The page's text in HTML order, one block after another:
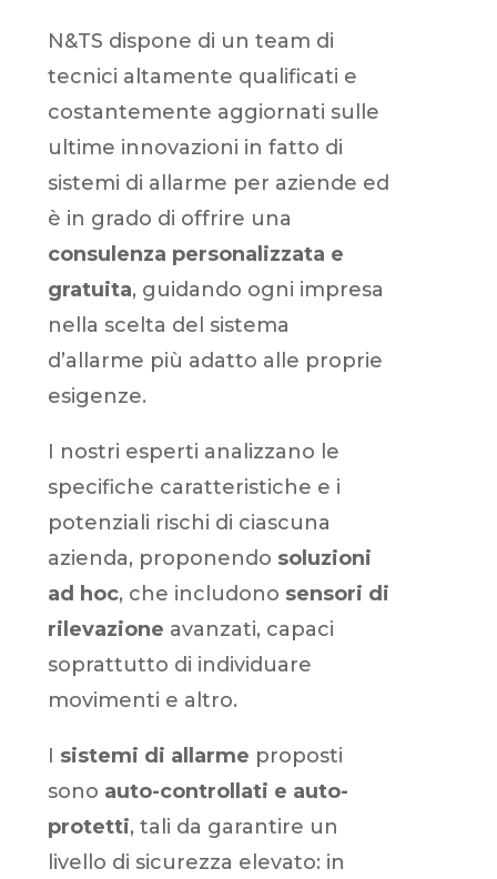
N&TS dispone di un team di
tecnici altamente qualificati e
costantemente aggiornati sulle
ultime innovazioni in fatto di
sistemi di allarme per aziende ed
è in grado di offrire una
consulenza personalizzata e
gratuita, guidando ogni impresa
nella scelta del sistema
d’allarme più adatto alle proprie
esigenze.
I nostri esperti analizzano le
specifiche caratteristiche e i
potenziali rischi di ciascuna
azienda, proponendo soluzioni
ad hoc, che includono sensori di
rilevazione avanzati, capaci
soprattutto di individuare
movimenti e altro.
I sistemi di allarme proposti
sono auto-controllati e auto-
protetti, tali da garantire un
livello di sicurezza elevato: in